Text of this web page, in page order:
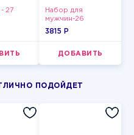
- 27
Набор для
мужчин-26
3815 P
ДОБАВИТЬ
ПОДОЙДЕТ